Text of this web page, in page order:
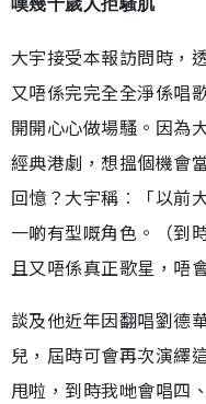
大宇接受本報訪問時，
又唔係完完全全淨係唱
開開心心做場騷。因為
經典港劇，想搵個機會
回憶？大宇稱︰「以前
一啲有型嘅角色。（到
且又唔係真正歌星，唔
談及他近年因翻唱劉德
兒，屆時可會再次演繹
甩啦，到時我哋會唱四